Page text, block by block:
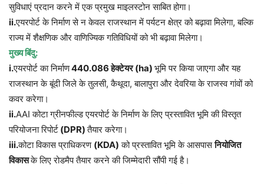
सुविधाएं प्रदान करने में एक प्रमुख माइलस्टोन साबित होगा।
ii.एयरपोर्ट के निर्माण से न केवल राजस्थान में पर्यटन क्षेत्र को बढ़ावा मिलेगा, बल्कि
राज्य में शैक्षणिक और वाणिज्यिक गतिविधियों को भी बढ़ावा मिलेगा।
मुख्य बिंदु:
i.एयरपोर्ट का निर्माण440.086हेक्टेयर (ha) भूमि पर किया जाएगा और यह
राजस्थान के बूंदी जिले के तुलसी, कैथूदा, बालापुरा और देवरिया के राजस्व गांवों को
कवर करेगा।
ii.AAI कोटा ग्रीनफील्ड एयरपोर्ट के निर्माण के लिए प्रस्तावित भूमि की विस्तृत
परियोजना रिपोर्ट (DPR)तैयार करेगा।
iii.कोटा विकास प्राधिकरण (KDA) को प्रस्तावित भूमि के आसपासनियोजित
विकासके लिए रोडमैप तैयार करने की जिम्मेदारी सौंपी गई है।